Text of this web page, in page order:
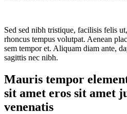
Sed sed nibh tristique, facilisis felis
rhoncus tempus volutpat. Aenean
sem tempor et. Aliquam diam ante,
sagittis nec nibh.
Mauris tempor
sit amet eros sit amet
venenatis